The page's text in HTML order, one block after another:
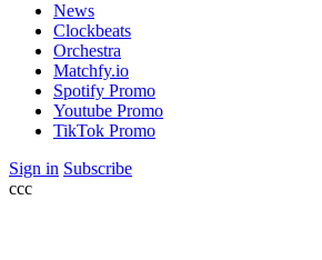
News
Clockbeats
Orchestra
Matchfy.io
Spotify Promo
Youtube Promo
TikTok Promo
Sign in Subscribe
ссс